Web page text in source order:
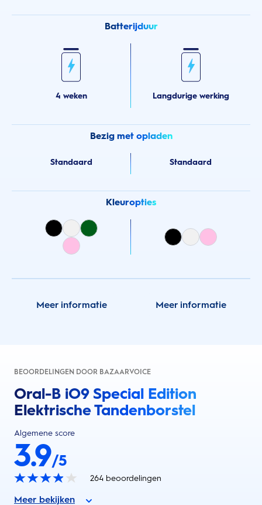
Batterijduur
4 weken Langdurige werking
Bezig met opladen
Standaard Standaard
Kleuropties
Meer informatie Meer informatie
BEOORDELINGEN DOOR BAZAARVOICE
Oral-B iO9 Special Edition
Elektrische Tandenborstel
Algemene score
3.9/5
264 beoordelingen
Meer bekijken